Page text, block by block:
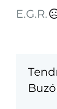
E.G.R.